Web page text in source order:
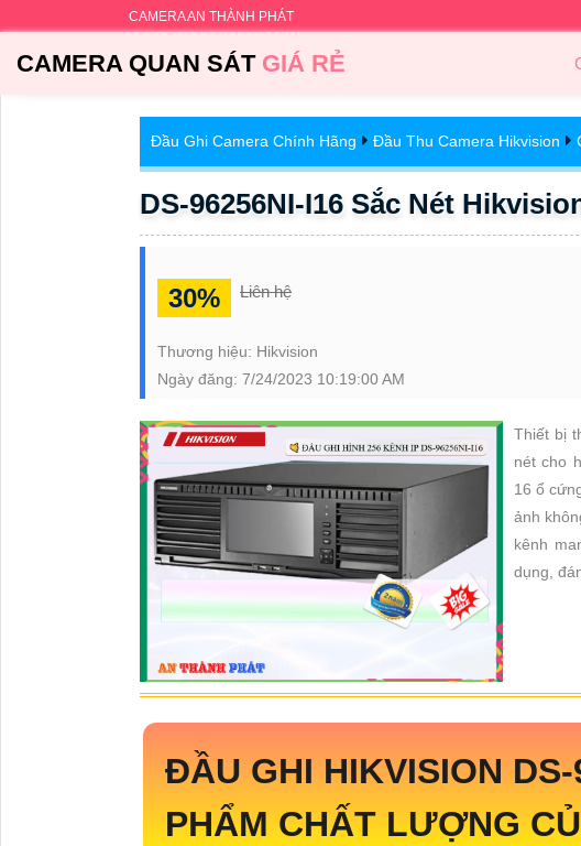
CAMERA AN THÀNH PHÁT
CAMERA QUAN SÁTGIÁ RẺ
Đầu Ghi Camera Chính Hãng Đầu Thu Camera Hikvision
DS-96256NI-I16 Sắc Nét
30% Liên hệ
Thương hiệu: Hikvision
Ngày đăng: 7/24/2023 10:19:00 AM
Thiết bị
nét cho
16 ổ
ảnh
kênh
dụng,
ĐẦU GHI HIKVISION
PHẨM CHẤT LƯỢNG